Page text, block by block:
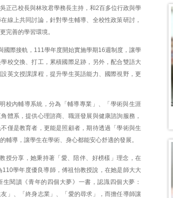
正己校長與林玫君學務長主持，和2百多位行政與學
線上共同討論，針對學生輔導、全校性政策研討，
完善的學習環境。
國際接軌，111學年度開始實施學期16週制度，讓學
校交換、打工，累積國際足跡，另外，配合雙語大
英文授課課程，提升學生英語能力、國際視野，更
校內輔導系統，分為「輔導專業」、「學術與生涯
體系，提供心理諮商、職涯發展與健康諮詢服務，
僅是教育者，更能是照顧者，期待透過「學術與生
輔導，讓學生在學術、身心都能安心舒適的發展。
授分享，她秉持著「愛、陪伴、好榜樣」理念，在
學年度優良導師，傅祖怡教授說，在她是師大大
閱讀《青年的四個大夢》一書，認識四個大夢：
友」、「終身志業」、「愛的尋求」，而擔任導師讓